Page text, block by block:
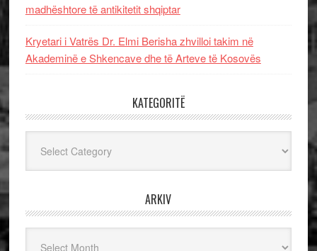
madhështore të antikitetit shqiptar
Kryetari i Vatrës Dr. Elmi Berisha zhvilloi takim në
Akademinë e Shkencave dhe të Arteve të Kosovës
KATEGORITË
ARKIV